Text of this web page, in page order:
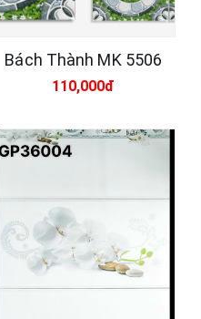
Bách Thành MK 5506
110,000đ
Vữa trát đa
năng cao cấp
MSD-M68-T75
dẻo cao cấp
MINSANDO
110,000đ